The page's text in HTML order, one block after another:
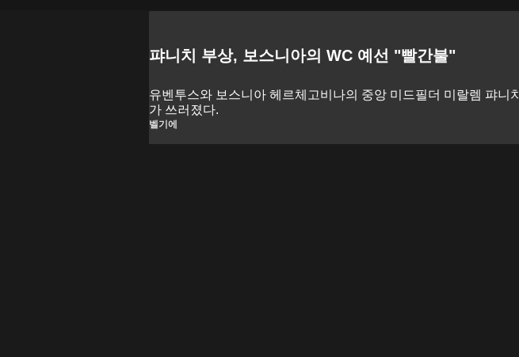
퍄니치 부상, 보스니아의 WC 예선 "빨간불"
유벤투스와 보스니아 헤르체고비나의 중앙 미드필더 미랄렘 퍄니치
가 쓰러졌다.
벨기에